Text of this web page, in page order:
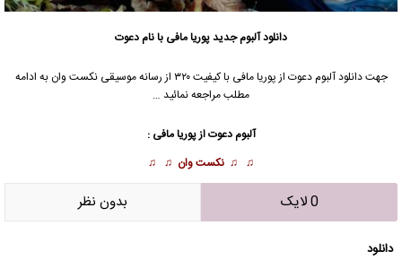
دانلود آلبوم جدیدپوریا مافی با نام دعوت
جهت دانلود آلبوم دعوت از پوریا مافی با کیفیت ۳۲۰ از رسانه موسیقی نکست وان به ادامه
مطلب مراجعه نمائید …
آلبوم دعوت از پوریا مافی :
♫ ♫ نکست وان ♫ ♫
0 لایک بدون نظر
دانلود